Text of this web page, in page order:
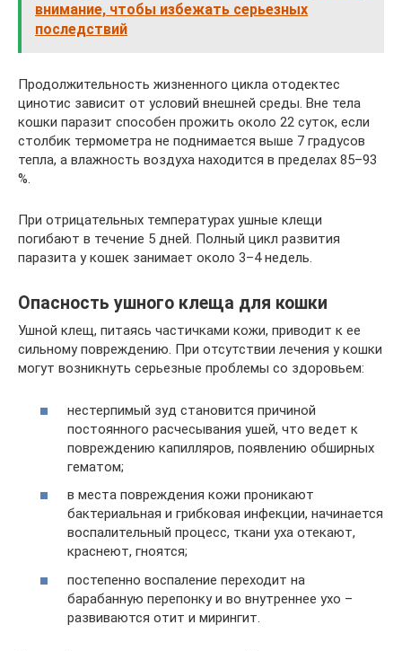
внимание, чтобы избежать серьезных
последствий
Продолжительность жизненного цикла отодектес
цинотис зависит от условий внешней среды. Вне тела
кошки паразит способен прожить около 22 суток, если
столбик термометра не поднимается выше 7 градусов
тепла, а влажность воздуха находится в пределах 85–93
%.
При отрицательных температурах ушные клещи
погибают в течение 5 дней. Полный цикл развития
паразита у кошек занимает около 3–4 недель.
Опасность ушного клеща для кошки
Ушной клещ, питаясь частичками кожи, приводит к ее
сильному повреждению. При отсутствии лечения у кошки
могут возникнуть серьезные проблемы со здоровьем:
нестерпимый зуд становится причиной
постоянного расчесывания ушей, что ведет к
повреждению капилляров, появлению обширных
гематом;
в места повреждения кожи проникают
бактериальная и грибковая инфекции, начинается
воспалительный процесс, ткани уха отекают,
краснеют, гноятся;
постепенно воспаление переходит на
барабанную перепонку и во внутреннее ухо –
развиваются отит и мирингит.